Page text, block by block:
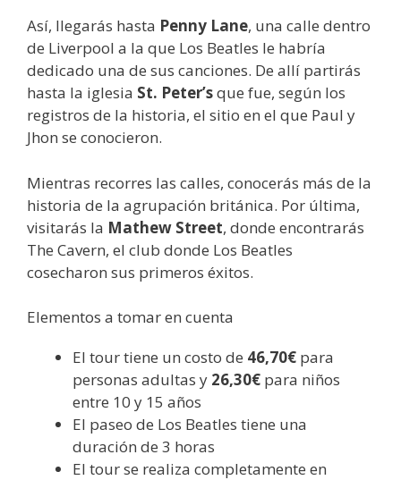
Así, llegarás hasta Penny Lane, una calle dentro
de Liverpool a la que Los Beatles le habría
dedicado una de sus canciones. De allí partirás
hasta la iglesia St. Peter’sque fue, según los
registros de la historia, el sitio en el que Paul y
Jhon se conocieron.
Mientras recorres las calles, conocerás más de la
historia de la agrupación británica. Por última,
visitarás la Mathew Street, donde encontrarás
The Cavern, el club donde Los Beatles
cosecharon sus primeros éxitos.
Elementos a tomar en cuenta
El tour tiene un costo de 46,70€ para
personas adultas y 26,30€ para niños
entre 10 y 15 años
El paseo de Los Beatles tiene una
duración de 3 horas
El tour se realiza completamente en